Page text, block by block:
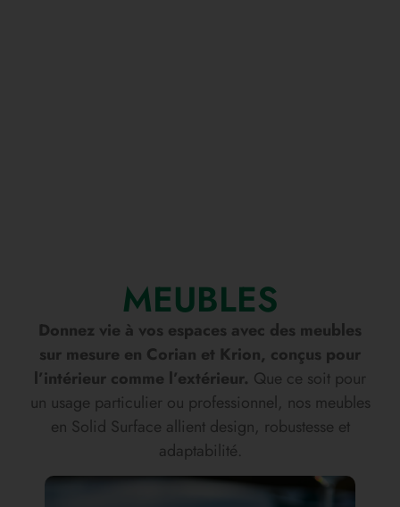
MEUBLES
Donnez vie à vos espaces avec des meubles
sur mesure en Corian et Krion, conçus pour
l’intérieur comme l’extérieur. Que ce soit pour
un usage particulier ou professionnel, nos meubles
en Solid Surface allient design, robustesse et
adaptabilité.